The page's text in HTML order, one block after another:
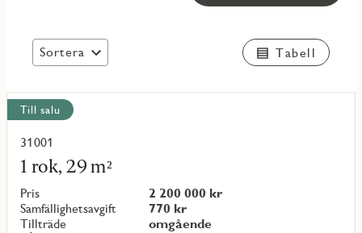
Sortera Tabell
Visa
alla
objekt
Till salu
31001
1 rok, 29 m²
Pris
2 200 000 kr
Samfällighetsavgift
770 kr
Tillträde
omgående
Läs
mer
om
objekt
{objectNumber}